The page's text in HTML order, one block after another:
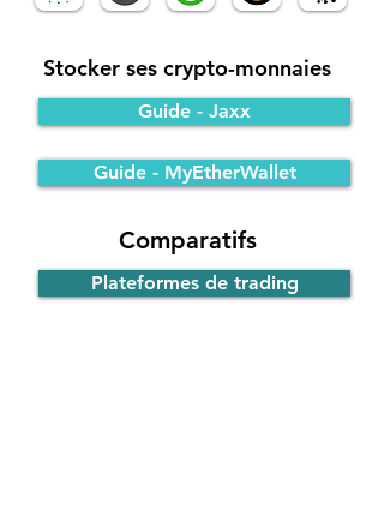
Stocker ses crypto-monnaies
Comparatifs
Plateformes de trading
Guide - MyEtherWallet
Guide - Jaxx